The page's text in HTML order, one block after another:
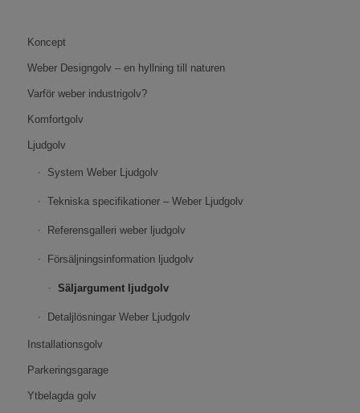
Koncept
Weber Designgolv – en hyllning till naturen
Varför weber industrigolv?
Komfortgolv
Ljudgolv
System Weber Ljudgolv
Tekniska specifikationer – Weber Ljudgolv
Referensgalleri weber ljudgolv
Försäljningsinformation ljudgolv
Säljargument ljudgolv
Detaljlösningar Weber Ljudgolv
Installationsgolv
Parkeringsgarage
Ytbelagda golv